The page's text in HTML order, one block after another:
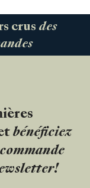
crus des
bénéficiez